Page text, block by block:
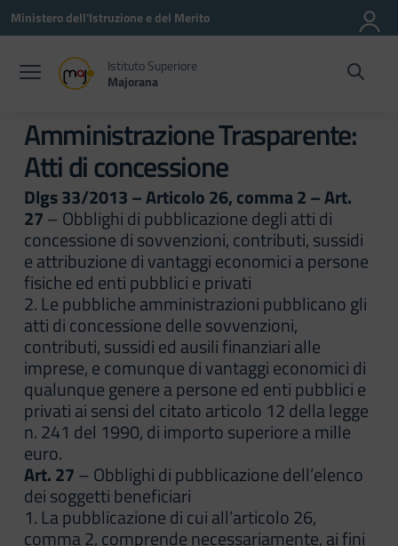
Vai ai contenuti
Vai al menu di navigazione
Vai al footer
Ministero dell'Istruzione e del Merito
Istituto Superiore
Majorana
Amministrazione Trasparente:
Atti di concessione
Dlgs 33/2013 – Articolo 26, comma 2 – Art.
27– Obblighi di pubblicazione degli atti di
concessione di sovvenzioni, contributi, sussidi
e attribuzione di vantaggi economici a persone
fisiche ed enti pubblici e privati
2. Le pubbliche amministrazioni pubblicano gli
atti di concessione delle sovvenzioni,
contributi, sussidi ed ausili finanziari alle
imprese, e comunque di vantaggi economici di
qualunque genere a persone ed enti pubblici e
privati ai sensi del citato articolo 12 della legge
n. 241 del 1990, di importo superiore a mille
euro.
Art. 27– Obblighi di pubblicazione dell’elenco
dei soggetti beneficiari
1. La pubblicazione di cui all’articolo 26,
comma 2, comprende necessariamente, ai fini